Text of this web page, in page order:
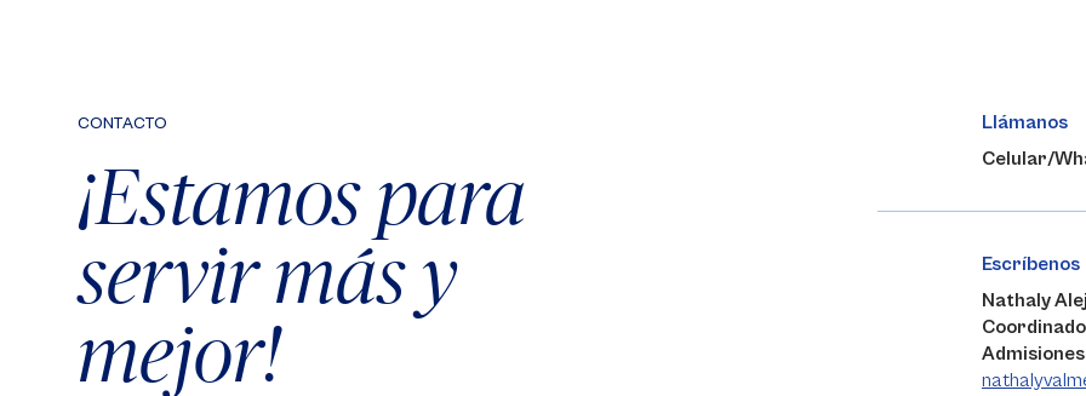
CONTACTO
¡Estamos para
servir más y
mejor!
Llámanos
Celular/
Escríbenos
Nathaly
Admisiones